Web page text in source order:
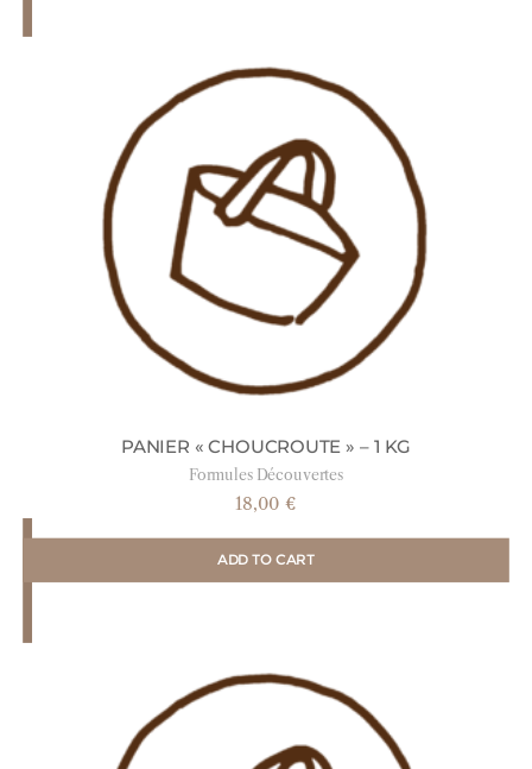
PANIER « CHOUCROUTE » – 1 KG
Formules Découvertes
18,00€
ADD TO CART